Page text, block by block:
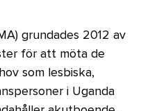
grundades 2012 av
för att möta de
som lesbiska,
i Uganda